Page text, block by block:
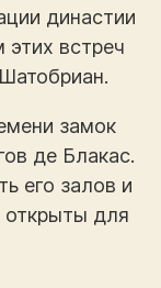
династии
встреч
замок
де Блакас.
его залов и
открыты для